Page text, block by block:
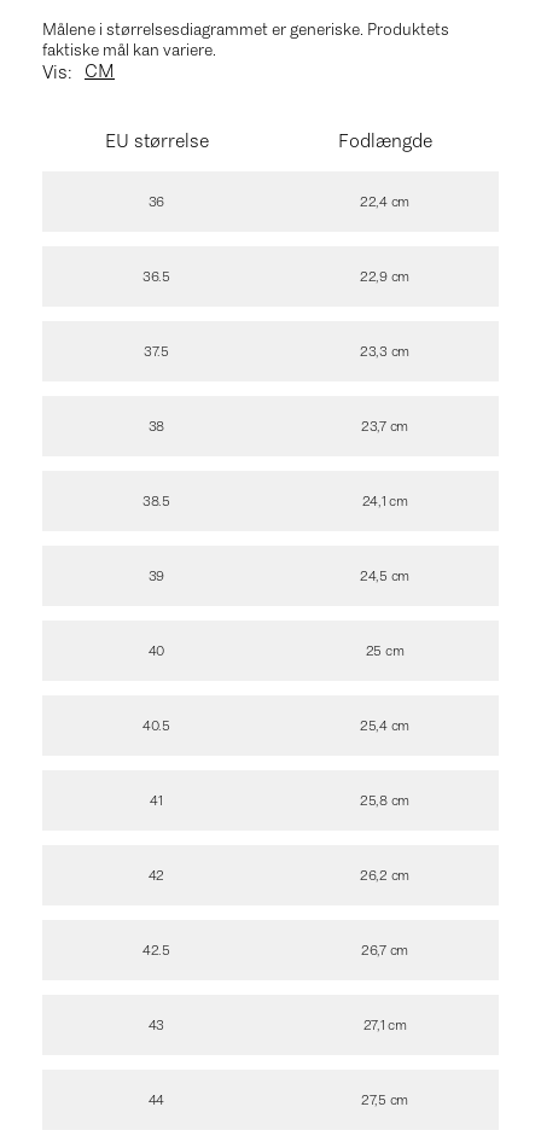
Målene i størrelsesdiagrammet er generiske. Produktets
faktiske mål kan variere.
Vis: CM
EU størrelse Fodlængde
36
36.5
37.5
38
38.5
39
40
40.5
41
42
42.5
43
44
22,4 cm
22,9 cm
23,3 cm
23,7 cm
24,1 cm
24,5 cm
25 cm
25,4 cm
25,8 cm
26,2 cm
26,7 cm
27,1 cm
27,5 cm